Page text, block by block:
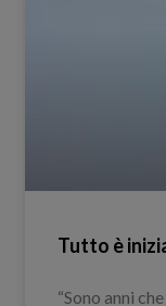
Tutto è
“Sono anni